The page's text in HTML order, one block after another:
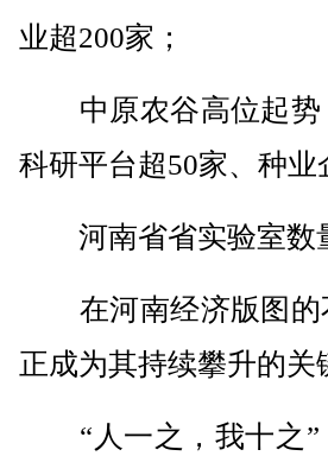
业超200家；
中原农谷高位起势
科研平台超50家、种业
河南省省实验室数
在河南经济版图的
正成为其持续攀升的关
“人一之，我十之”